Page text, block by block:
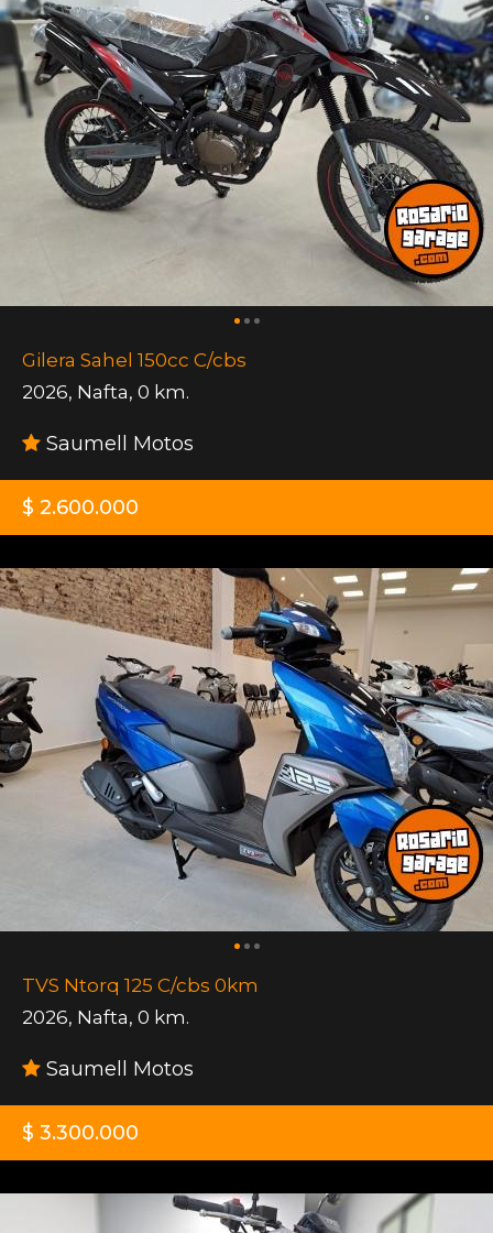
Gilera Sahel 150cc C/cbs
2026, Nafta, 0 km.
Saumell Motos
$ 2.600.000
TVS Ntorq 125 C/cbs 0km
2026, Nafta, 0 km.
Saumell Motos
$ 3.300.000